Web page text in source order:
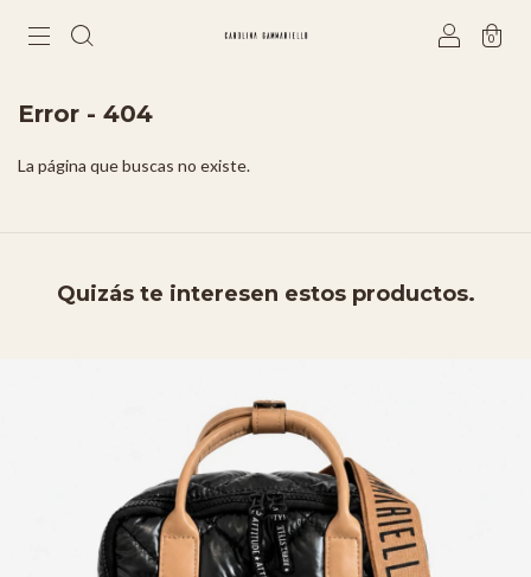
0
Error - 404
La página que buscas no existe.
Quizás te interesen estos productos.